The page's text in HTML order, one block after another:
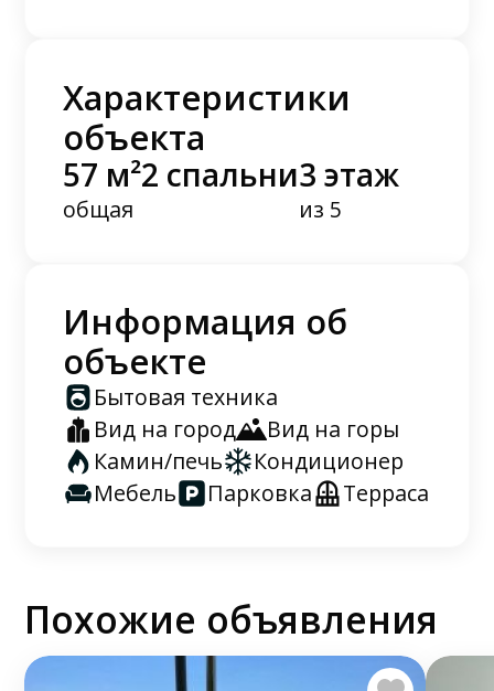
Характеристики
объекта
57 м²
общая
2 спальни3 этаж
из 5
Информация об
объекте
Бытовая техника
Вид на город
Вид на горы
Камин/печь
Кондиционер
Мебель
Парковка Терраса
Похожие объявления